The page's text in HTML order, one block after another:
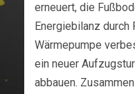
erneuert, die
Energiebilanz durch
Wärmepumpe
ein neuer
abbauen.